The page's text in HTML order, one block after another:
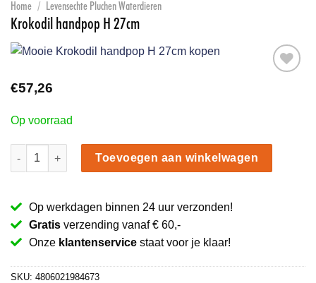
Home / Levensechte Pluchen Waterdieren
Krokodil handpop H 27cm
€57,26
Op voorraad
Krokodil handpop H 27cm aantal
Toevoegen aan winkelwagen
Op werkdagen binnen 24 uur verzonden!
Gratis verzending vanaf € 60,-
Onze klantenservice staat voor je klaar!
SKU: 4806021984673